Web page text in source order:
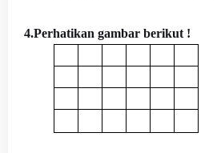
4.Perhatikan gambar berikut !